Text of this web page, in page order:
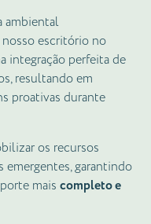
ambiental
escritório no
integração perfeita de
resultando em
proativas durante
os recursos
emergentes, garantindo
mais completo e